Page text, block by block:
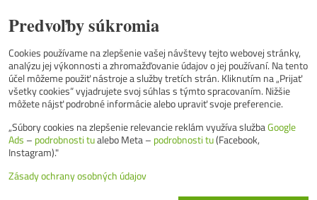
Predvoľby súkromia
Cookies používame na zlepšenie vašej návštevy tejto webovej stránky,
analýzu jej výkonnosti a zhromažďovanie údajov o jej používaní. Na tento
účel môžeme použiť nástroje a služby tretích strán. Kliknutím na „Prijať
všetky cookies“ vyjadrujete svoj súhlas s týmto spracovaním. Nižšie
môžete nájsť podrobné informácie alebo upraviť svoje preferencie.
„Súbory cookies na zlepšenie relevancie reklám využíva službaGoogle
Ads – podrobnosti tualebo Meta – podrobnosti tu(Facebook,
Instagram)."
Zásady ochrany osobných údajov